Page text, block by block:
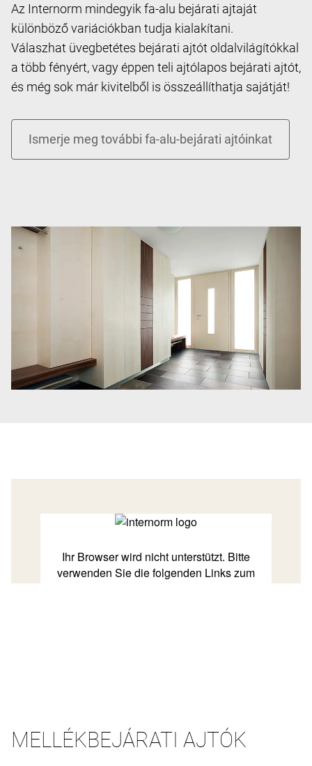
Az Internorm mindegyik fa-alu bejárati ajtaját
különböző variációkban tudja kialakítani.
Válaszhat üvegbetétes bejárati ajtót oldalvilágítókkal
a több fényért, vagy éppen teli ajtólapos bejárati ajtót,
és még sok már kivitelből is összeállíthatja sajátját!
MELLÉKBEJÁRATI AJTÓK